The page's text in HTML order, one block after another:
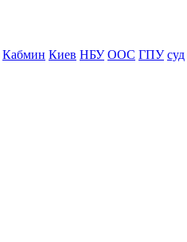
Кабмин Киев НБУ ООС ГПУ суд